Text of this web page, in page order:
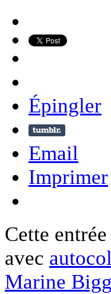
Épingler
Email
Imprimer
Cette
avec
Marine